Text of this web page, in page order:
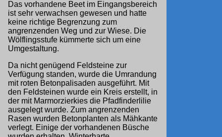
Das vorhandene Beet im Eingangsbereich
ist sehr verwachsen gewesen und hatte
keine richtige Begrenzung zum
angrenzenden Weg und zur Wiese. Die
Wölflingsstufe kümmerte sich um eine
Umgestaltung.
Da nicht genügend Feldsteine zur
Verfügung standen, wurde die Umrandung
mit roten Betonpalisaden ausgeführt. Mit
den Feldsteinen wurde ein Kreis erstellt, in
der mit Marmorzierkies die Pfadfinderlilie
ausgelegt wurde. Zum angrenzenden
Rasen wurden Betonplanten als Mähkante
verlegt. Einige der vorhandenen Büsche